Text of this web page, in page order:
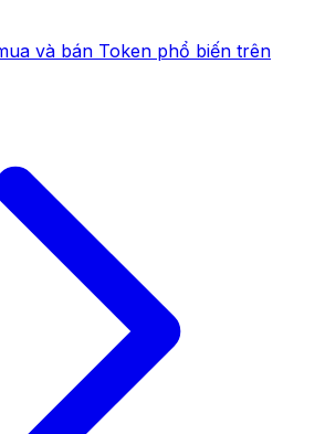
và bán Token phổ biến trên